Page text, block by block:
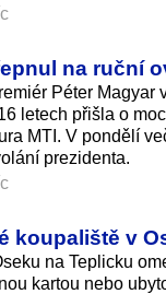
na ruční
Péter
letech přišla o
MTI. V pondělí
prezidenta.
koupaliště v
na Teplicku
kartou nebo